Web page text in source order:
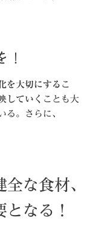
を大切にする こ
していく ことも大
る。さらに、
な食材、
なる！